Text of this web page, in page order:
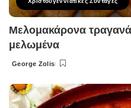
Μελομακάρονα
μελωμένα
Posted
George Zolis